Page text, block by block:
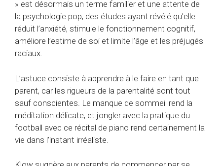
» est désormais un terme familier et une attente de
la psychologie pop, des études ayant révélé qu’elle
réduit l’anxiété, stimule le fonctionnement cognitif,
améliore l’estime de soi et limite l’âge et les préjugés
raciaux.
L’astuce consiste à apprendre à le faire en tant que
parent, car les rigueurs de la parentalité sont tout
sauf conscientes. Le manque de sommeil rend la
méditation délicate, et jongler avec la pratique du
football avec ce récital de piano rend certainement la
vie dans l’instant irréaliste.